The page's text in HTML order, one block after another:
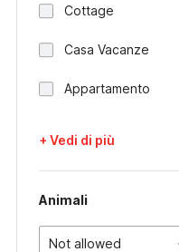
Cottage
Casa Vacanze
Appartamento
+ Vedi di più
Animali
Not allowed